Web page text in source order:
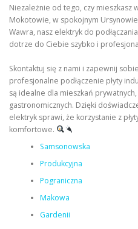
Niezależnie od tego, czy mieszkasz
Mokotowie, w spokojnym
Wawra, nasz elektryk do
dotrze do Ciebie szybko i
Skontaktuj się z nami i zapewnij
profesjonalne podłączenie płyty
są idealne dla mieszkań
gastronomicznych. Dzięki
elektryk sprawi, że korzystanie z
komfortowe.
Samsonowska
Produkcyjna
Pograniczna
Makowa
Gardenii